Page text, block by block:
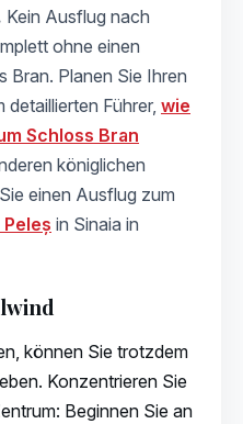
Kein Ausflug nach
ohne einen
Bran. Planen Sie Ihren
detaillierten Führer, wie
Schloss Bran
königlichen
einen Ausflug zum
in Sinaia in
können Sie trotzdem
Konzentrieren Sie
Beginnen Sie an